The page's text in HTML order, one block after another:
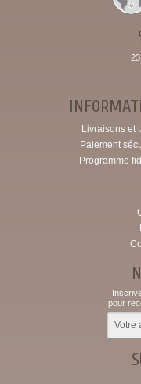
Livraisons et
Paiement
Programme
pour